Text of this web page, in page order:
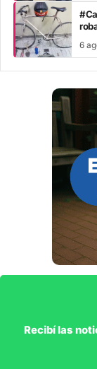
6
Recibí las